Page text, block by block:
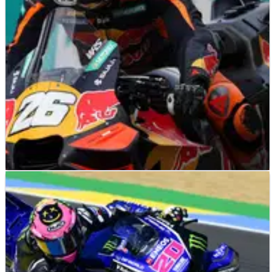
MOTOGP NEWS
Acosta: Pedrosa "Fokus" dengan Proyek
MotoGP 2027
KTM tidak bisa mengambil risiko kedua pembalap tesnya
cedera, mengingat Dani Pedrosa sangat fokus pada kelas
850cc.